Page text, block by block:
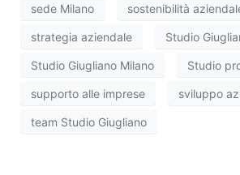
sede Milano sostenibilità
strategia aziendale Studio
Studio Giugliano Milano Studio
supporto alle imprese sviluppo
team Studio Giugliano